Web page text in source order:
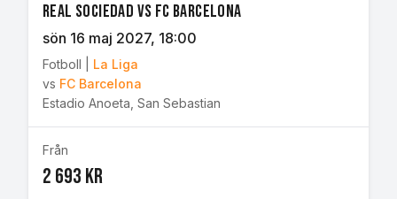
Real Sociedad vs FC Barcelona
sön 16 maj 2027, 18:00
Fotboll
La Liga
vs FC Barcelona
Estadio Anoeta San Sebastian
Från
2 693 kr